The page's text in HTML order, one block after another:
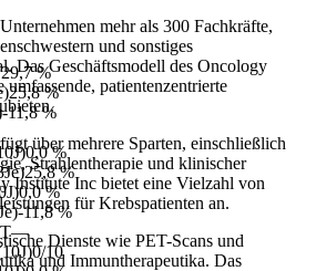
29,7 %
25,8 %
-11,8 %
0,0 %
25,8 %
0,0 %
-11,8 %
—
0/10
Unternehmen mehr als 300 Fachkräfte,
und sonstiges
Das Geschäftsmodell des Oncology
umfassende, patientenzentrierte
über mehrere Sparten, einschließlich
Strahlentherapie und klinischer
Institute Inc bietet eine Vielzahl von
für Krebspatienten an.
Dienste wie PET-Scans und
und Immuntherapeutika. Das